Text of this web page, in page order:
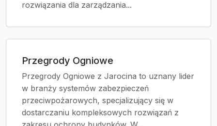
rozwiązania dla zarządzania...
Przegrody Ogniowe
Przegrody Ogniowe z Jarocina to uznany lider
w branży systemów zabezpieczeń
przeciwpożarowych, specjalizujący się w
dostarczaniu kompleksowych rozwiązań z